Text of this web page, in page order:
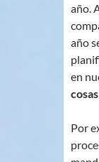
año.
año
en
Por